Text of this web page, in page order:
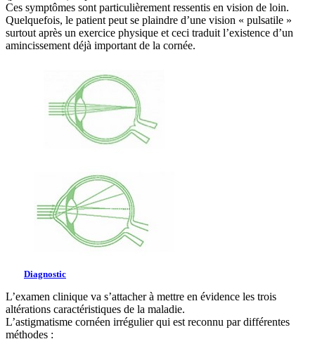
Ces symptômes sont particulièrement ressentis en vision de loin.
Quelquefois, le patient peut se plaindre d’une vision « pulsatile »
surtout après un exercice physique et ceci traduit l’existence d’un
amincissement déjà important de la cornée.
Diagnostic
L’examen clinique va s’attacher à mettre en évidence les trois
altérations caractéristiques de la maladie.
L’astigmatisme cornéen irrégulier qui est reconnu par différentes
méthodes :